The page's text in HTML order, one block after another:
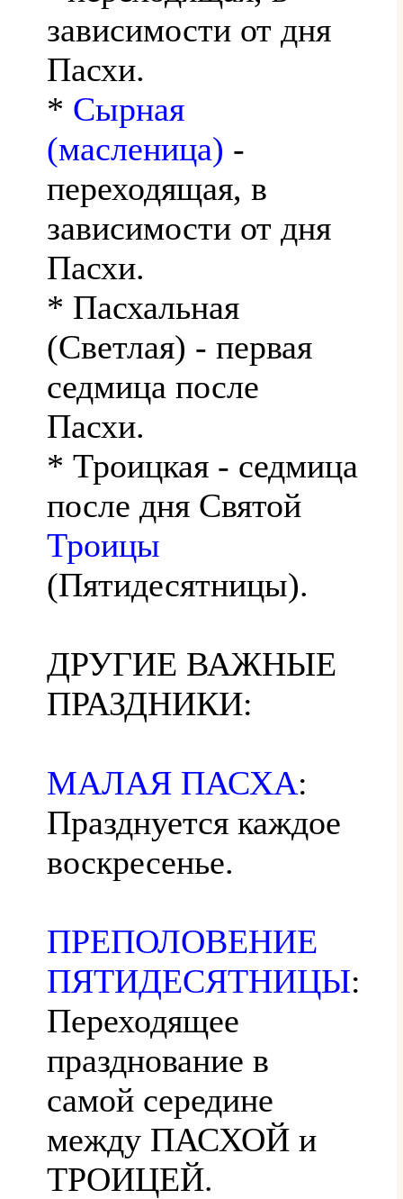
зависимости от дня
Пасхи.
* Сырная
(масленица) -
переходящая, в
зависимости от дня
Пасхи.
* Пасхальная
(Светлая) - первая
седмица после
Пасхи.
* Троицкая - седмица
после дня Святой
Троицы
(Пятидесятницы).
ДРУГИЕ ВАЖНЫЕ
ПРАЗДНИКИ:
МАЛАЯ ПАСХА:
Празднуется каждое
воскресенье.
ПРЕПОЛОВЕНИЕ
ПЯТИДЕСЯТНИЦЫ:
Переходящее
празднование в
самой середине
между ПАСХОЙ и
ТРОИЦЕЙ.